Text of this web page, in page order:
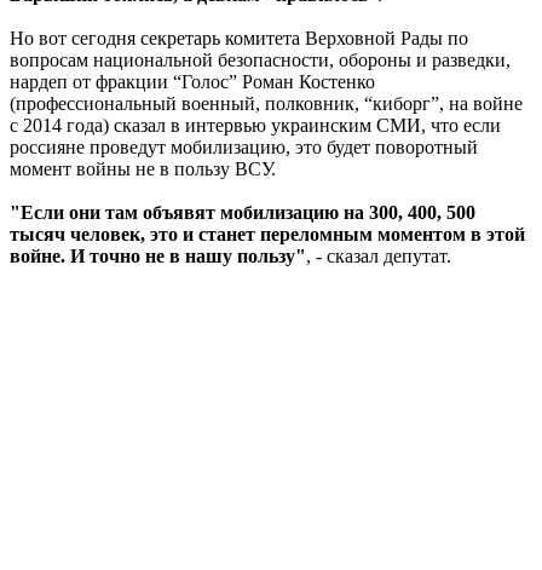
Но вот сегодня секретарь комитета Верховной Рады по
вопросам национальной безопасности, обороны и разведки,
нардеп от фракции “Голос” Роман Костенко
(профессиональный военный, полковник, “киборг”, на войне
с 2014 года) сказал в интервью украинским СМИ, что если
россияне проведут мобилизацию, это будет поворотный
момент войны не в пользу ВСУ.
"Если они там объявят мобилизацию на 300, 400, 500
тысяч человек, это и станет переломным моментом в этой
войне. И точно не в нашу пользу", - сказал депутат.